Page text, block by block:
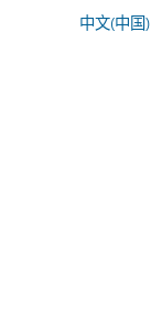
中文(中国)